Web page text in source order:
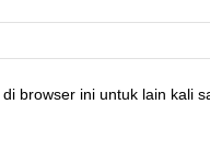
browser ini untuk lain kali